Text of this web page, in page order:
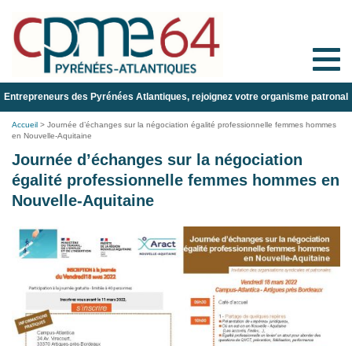
Toggle
Entrepreneurs des Pyrénées Atlantiques, rejoignez votre organisme patronal
Accueil > Journée d’échanges sur la négociation égalité professionnelle femmes hommes
en Nouvelle-Aquitaine
Journée d’échanges sur la négociation
égalité professionnelle femmes hommes en
Nouvelle-Aquitaine